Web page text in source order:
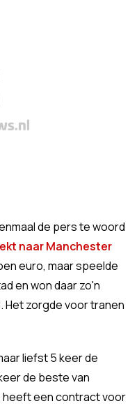
de pers te woord
naar Manchester
euro, maar speelde
en won daar zo'n
Het zorgde voor tranen
liefst 5 keer de
de beste van
heeft een contract voor